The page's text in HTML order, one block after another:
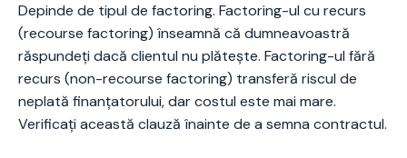
Depinde de tipul de factoring. Factoring-ul cu recurs
(recourse factoring) înseamnă că dumneavoastră
răspundeți dacă clientul nu plătește. Factoring-ul fără
recurs (non-recourse factoring) transferă riscul de
neplată finanțatorului, dar costul este mai mare.
Verificați această clauză înainte de a semna contractul.